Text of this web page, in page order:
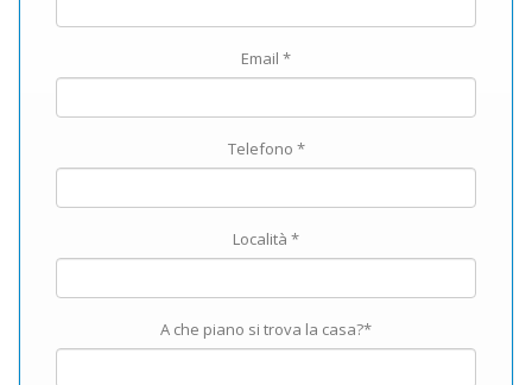
Email *
Telefono *
Località *
A che piano si trova la casa?*